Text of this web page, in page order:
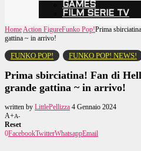
GAMES
FILM SERIE TV
HomeAction FigureFunko Pop!Prima
gattina ~ in arrivo!
FUNKO POP! FUNKO POP! NEWS!
Prima sbirciatina! Fan di
grande gattina ~ in arrivo!
written by LittlePellizza 4 Gennaio 2024
A+A-
Reset
0FacebookTwitterWhatsappEmail